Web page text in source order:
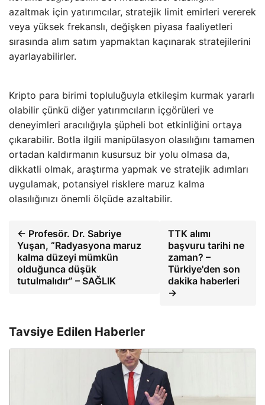
azaltmak için yatırımcılar, stratejik limit emirleri vererek
veya yüksek frekanslı, değişken piyasa faaliyetleri
sırasında alım satım yapmaktan kaçınarak stratejilerini
ayarlayabilirler.
Kripto para birimi topluluğuyla etkileşim kurmak yararlı
olabilir çünkü diğer yatırımcıların içgörüleri ve
deneyimleri aracılığıyla şüpheli bot etkinliğini ortaya
çıkarabilir. Botla ilgili manipülasyon olasılığını tamamen
ortadan kaldırmanın kusursuz bir yolu olmasa da,
dikkatli olmak, araştırma yapmak ve stratejik adımları
uygulamak, potansiyel risklere maruz kalma
olasılığınızı önemli ölçüde azaltabilir.
← Profesör. Dr. Sabriye
Yuşan, “Radyasyona maruz
kalma düzeyi mümkün
olduğunca düşük
tutulmalıdır” – SAĞLIK
TTK alımı
başvuru tarihi ne
zaman? –
Türkiye'den son
dakika haberleri
→
Tavsiye Edilen Haberler